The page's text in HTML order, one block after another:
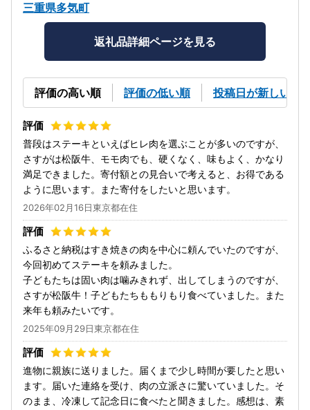
三重県多気町
返礼品詳細ページを見る
評価の高い順 評価の低い順 投稿日が新しい順
普段はステーキといえばヒレ肉を選ぶことが多いのですが、
さすがは松阪牛、モモ肉でも、硬くなく、味もよく、かなり
満足できました。寄付額との見合いで考えると、お得である
ように思います。また寄付をしたいと思います。
2026年02月16日東京都在住
ふるさと納税はすき焼きの肉を中心に頼んでいたのですが、
今回初めてステーキを頼みました。
子どもたちは固い肉は噛みきれず、出してしまうのですが、
さすが松阪牛！子どもたちももりもり食べていました。また
来年も頼みたいです。
2025年09月29日東京都在住
進物に親族に送りました。届くまで少し時間が要したと思い
ます。届いた連絡を受け、肉の立派さに驚いていました。そ
のまま、冷凍して記念日に食べたと聞きました。感想は、素